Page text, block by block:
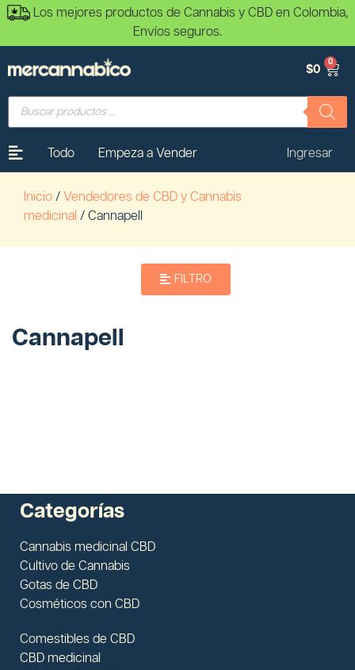
Los mejores productos de Cannabis y CBD en Colombia,
Envíos seguros.
$0
0
Todo Empeza a Vender Ingresar
Inicio / Vendedores de CBD y Cannabis
medicinal / Cannapell
FILTRO
Cannapell
Categorías
Cannabis medicinal CBD
Cultivo de Cannabis
Gotas de CBD
Cosméticos con CBD
Comestibles de CBD
CBD medicinal